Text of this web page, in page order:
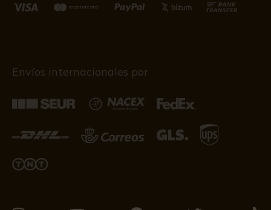
Envíos internacionales por